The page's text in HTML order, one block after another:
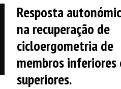
Resposta
na recuperação de
cicloergometria de
membros inferiores
superiores.